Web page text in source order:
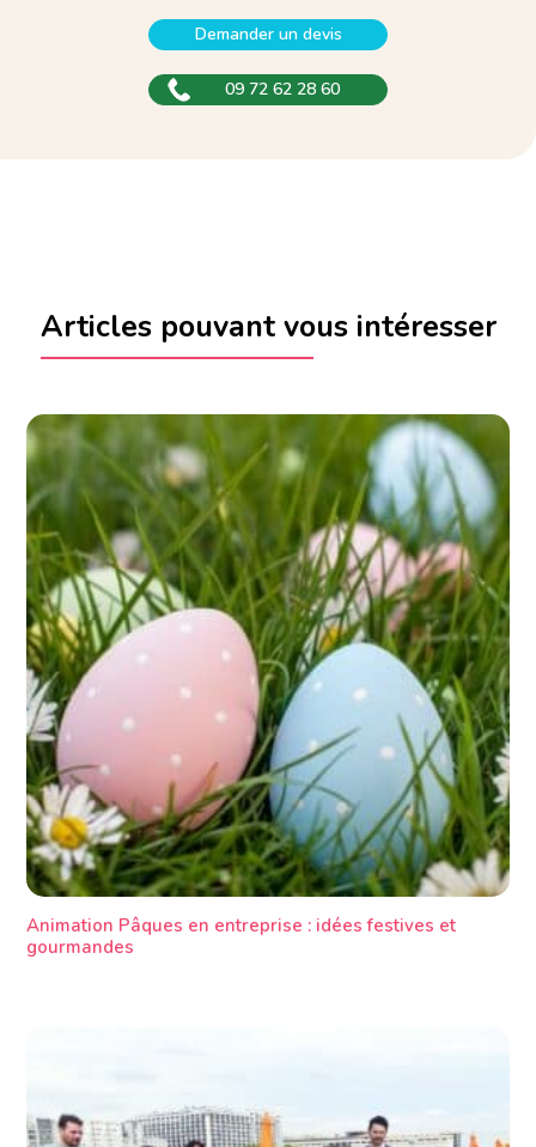
Demander un devis
09 72 62 28 60
Articles pouvant vous intéresser
Animation Pâques en entreprise : idées festives et
gourmandes